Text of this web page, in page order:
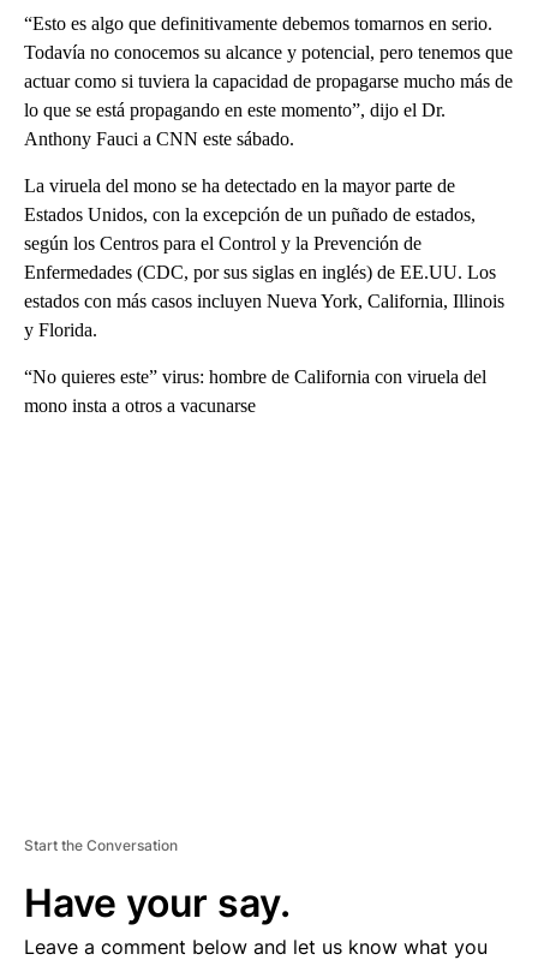
“Esto es algo que definitivamente debemos tomarnos en serio.
Todavía no conocemos su alcance y potencial, pero tenemos que
actuar como si tuviera la capacidad de propagarse mucho más de
lo que se está propagando en este momento”, dijo el Dr.
Anthony Fauci a CNN este sábado.
La viruela del mono se ha detectado en la mayor parte de
Estados Unidos, con la excepción de un puñado de estados,
según los Centros para el Control y la Prevención de
Enfermedades (CDC, por sus siglas en inglés) de EE.UU. Los
estados con más casos incluyen Nueva York, California, Illinois
y Florida.
“No quieres este” virus: hombre de California con viruela del
mono insta a otros a vacunarse
Start the Conversation
Have your say.
Leave a comment below and let us know what you